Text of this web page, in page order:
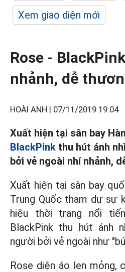
Xem giao diện mới
Rose -
nhảnh, dễ
HOÀI ANH | 07/11/2019 19:04
Xuất hiện tại sân bay
BlackPink thu hút ánh
bởi vẻ ngoài nhí nhảnh,
Xuất hiện tại sân bay
Trung Quốc tham dự sự
hiệu thời trang nổi
BlackPink thu hút ánh
người bởi vẻ ngoài như
Rose diện áo len mỏng,